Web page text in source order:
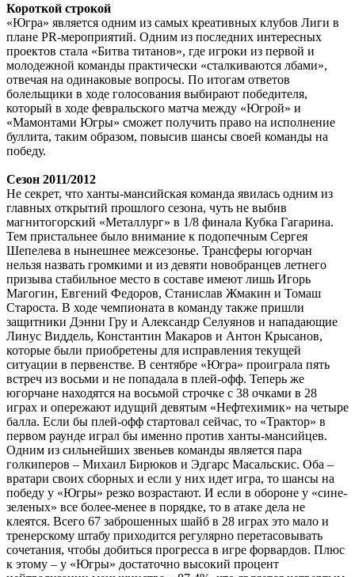
Короткой строкой
«Югра» является одним из самых креативных клубов Лиги в
плане PR-мероприятий. Одним из последних интересных
проектов стала «Битва титанов», где игроки из первой и
молодежной команды практически «сталкиваются лбами»,
отвечая на одинаковые вопросы. По итогам ответов
болельщики в ходе голосования выбирают победителя,
который в ходе февральского матча между «Югрой» и
«Мамонтами Югры» сможет получить право на исполнение
буллита, таким образом, повысив шансы своей команды на
победу.
Сезон 2011/2012
Не секрет, что ханты-мансийская команда явилась одним из
главных открытий прошлого сезона, чуть не выбив
магнитогорский «Металлург» в 1/8 финала Кубка Гагарина.
Тем пристальнее было внимание к подопечным Сергея
Шепелева в нынешнее межсезонье. Трансферы югорчан
нельзя назвать громкими и из девяти новобранцев летнего
призыва стабильное место в составе имеют лишь Игорь
Магогин, Евгений Федоров, Станислав Жмакин и Томаш
Староста. В ходе чемпионата в команду также пришли
защитники Дэнни Гру и Александр Селуянов и нападающие
Линус Виддель, Константин Макаров и Антон Крысанов,
которые были приобретены для исправления текущей
ситуации в первенстве. В сентябре «Югра» проиграла пять
встреч из восьми и не попадала в плей-офф. Теперь же
югорчане находятся на восьмой строчке с 38 очками в 28
играх и опережают идущий девятым «Нефтехимик» на четыре
балла. Если бы плей-офф стартовал сейчас, то «Трактор» в
первом раунде играл бы именно против ханты-мансийцев.
Одним из сильнейших звеньев команды является пара
голкиперов – Михаил Бирюков и Эдгарс Масальскис. Оба –
вратари своих сборных и если у них идет игра, то шансы на
победу у «Югры» резко возрастают. И если в обороне у «сине-
зеленых» все более-менее в порядке, то в атаке дела не
клеятся. Всего 67 заброшенных шайб в 28 играх это мало и
тренерскому штабу приходится регулярно перетасовывать
сочетания, чтобы добиться прогресса в игре форвардов. Плюс
к этому – у «Югры» достаточно высокий процент